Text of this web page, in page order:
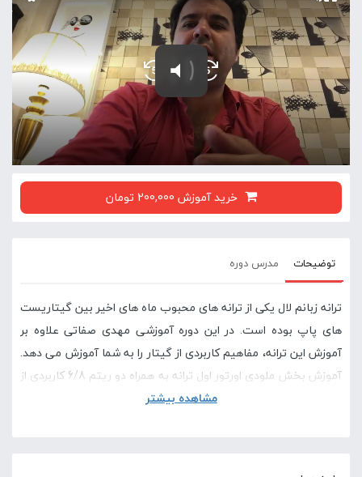
خرید آموزش 200,000 تومان
توضیحات مدرس دوره
ترانه زبانم لال یکی از ترانه های محبوب ماه های اخیر بین گیتاریست
های پاپ بوده است. در این دوره آموزشی مهدی صفاتی علاوه بر
آموزش این ترانه، مفاهیم کاربردی از گیتار را به شما آموزش می دهد.
آموزش بخش ملودی اورتور اول ترانه به همراه دو ریتم 6/8 کاربردی از
اصلی ترین بخش های این دوره آموزشی است.
مشاهده بیشتر